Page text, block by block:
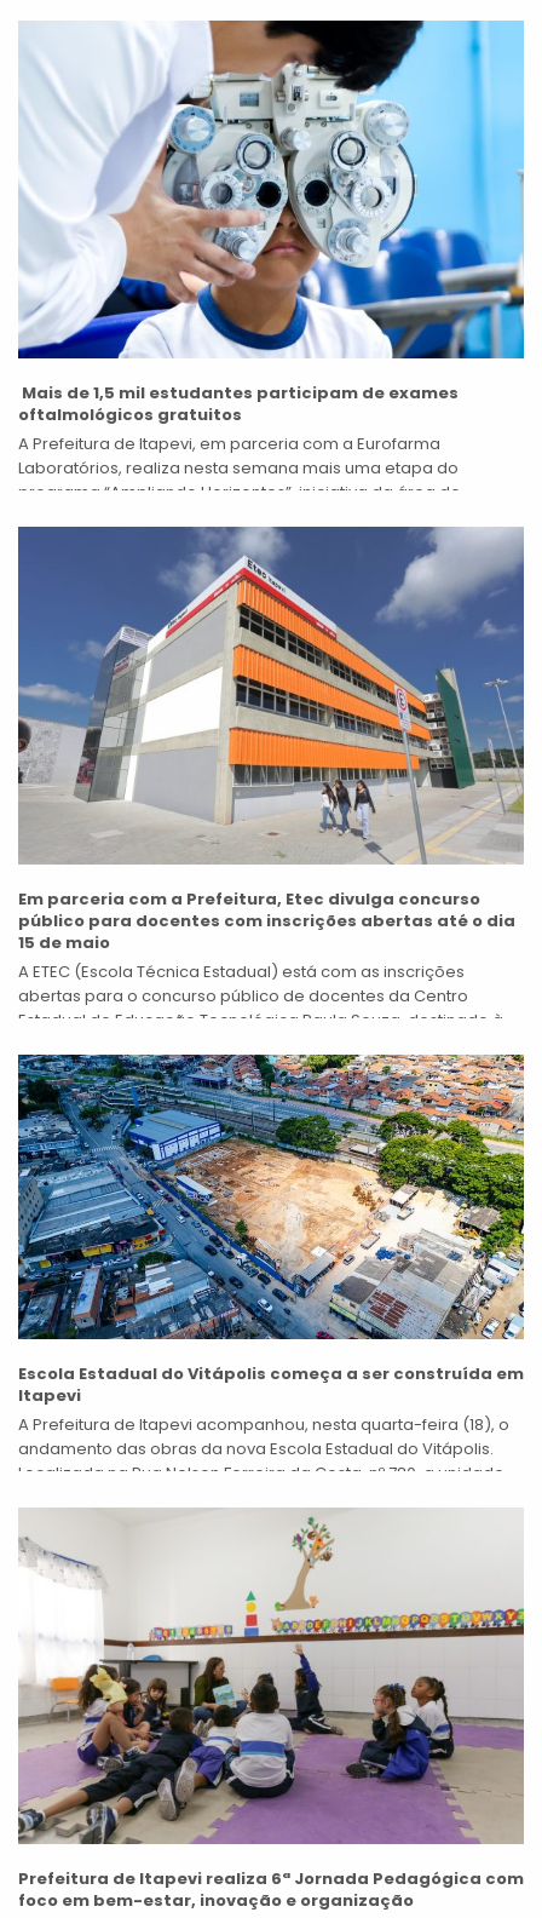
Mais de 1,5 mil estudantes participam de exames
oftalmológicos gratuitos
A Prefeitura de Itapevi, em parceria com a Eurofarma
Laboratórios, realiza nesta semana mais uma etapa do
programa “Ampliando Horizontes”, iniciativa da área de
Em parceria com a Prefeitura, Etec divulga concurso
público para docentes com inscrições abertas até o dia
15 de maio
A ETEC (Escola Técnica Estadual) está com as inscrições
abertas para o concurso público de docentes da Centro
Estadual de Educação Tecnológica Paula Souza, destinado à
Escola Estadual do Vitápolis começa a ser construída em
Itapevi
A Prefeitura de Itapevi acompanhou, nesta quarta-feira (18), o
andamento das obras da nova Escola Estadual do Vitápolis.
Localizada na Rua Nelson Ferreira da Costa, nº 780, a unidade
Prefeitura de Itapevi realiza 6ª Jornada Pedagógica com
foco em bem-estar, inovação e organização